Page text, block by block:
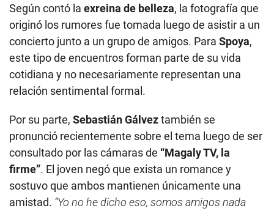
Según contó la exreina de belleza, la fotografía que
originó los rumores fue tomada luego de asistir a un
concierto junto a un grupo de amigos. Para Spoya,
este tipo de encuentros forman parte de su vida
cotidiana y no necesariamente representan una
relación sentimental formal.
Por su parte, Sebastián Gálveztambién se
pronunció recientemente sobre el tema luego de ser
consultado por las cámaras de “Magaly TV, la
firme”. El joven negó que exista un romance y
sostuvo que ambos mantienen únicamente una
amistad. “Yo no he dicho eso, somos amigos nada